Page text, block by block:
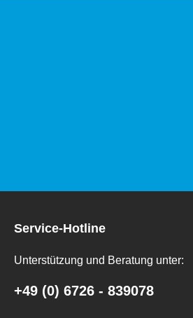
Service-Hotline
Unterstützung und Beratung unter:
+49 (0) 6726 - 839078